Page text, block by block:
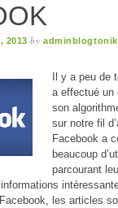
2013 byadminblogtonik
Il y a peu de
a effectué un
son
sur notre fil
Facebook a
beaucoup
parcourant
les articles